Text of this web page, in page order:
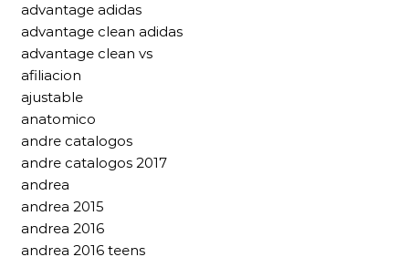
advantage adidas
advantage clean adidas
advantage clean vs
afiliacion
ajustable
anatomico
andre catalogos
andre catalogos 2017
andrea
andrea 2015
andrea 2016
andrea 2016 teens